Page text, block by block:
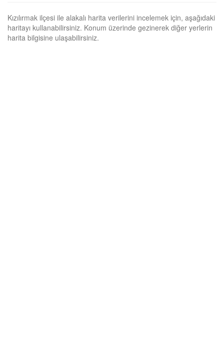
Kızılırmak ilçesi ile alakalı harita verilerini incelemek için, aşağıdaki
haritayı kullanabilirsiniz. Konum üzerinde gezinerek diğer yerlerin
harita bilgisine ulaşabilirsiniz.